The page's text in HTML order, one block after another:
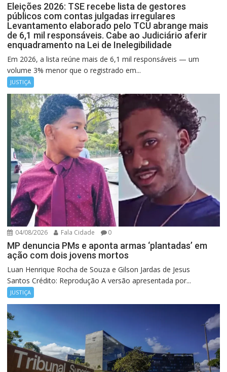
Eleições 2026: TSE recebe lista de gestores
públicos com contas julgadas irregulares
Levantamento elaborado pelo TCU abrange mais
de 6,1 mil responsáveis. Cabe ao Judiciário aferir
enquadramento na Lei de Inelegibilidade
Em 2026, a lista reúne mais de 6,1 mil responsáveis — um
volume 3% menor que o registrado em...
JUSTIÇA
04/08/2026 Fala Cidade 0
MP denuncia PMs e aponta armas ‘plantadas’ em
ação com dois jovens mortos
Luan Henrique Rocha de Souza e Gilson Jardas de Jesus
Santos Crédito: Reprodução A versão apresentada por...
JUSTIÇA